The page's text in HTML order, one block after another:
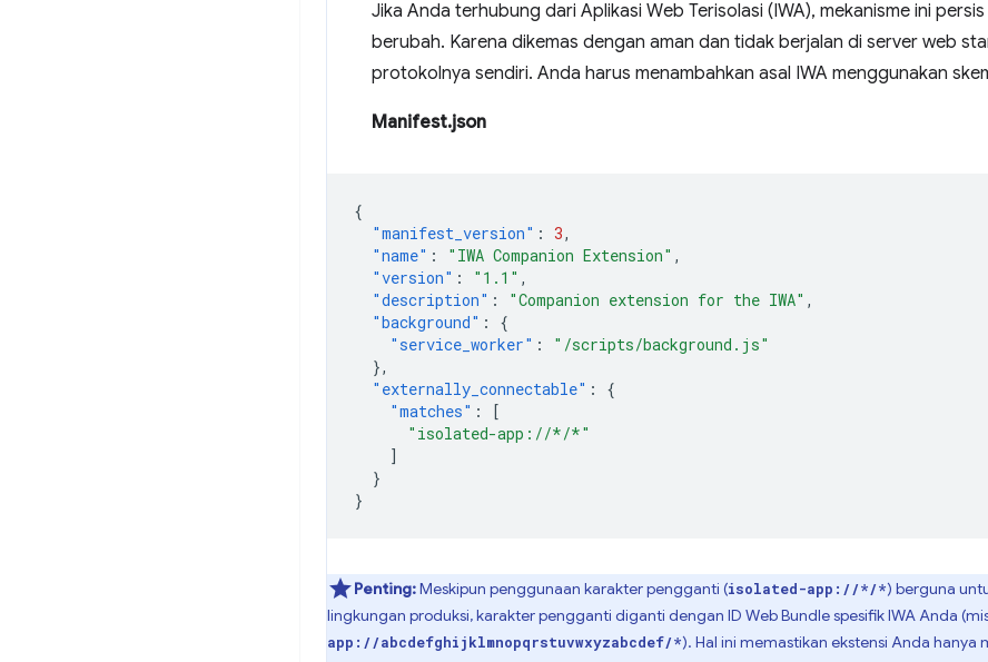
Jika Anda terhubung dari Aplikasi Web Terisolasi (IWA), mekanisme ini
berubah. Karena dikemas dengan aman dan tidak berjalan di server web
protokolnya sendiri. Anda harus menambahkan asal IWA menggunakan
Manifest.json
{
"manifest_version" : 3,
"name" : "IWA Companion Extension" ,
"version" : "1.1" ,
"description" : "Companion extension for the IWA" ,
"background" :
{
"service_worker" :
"/scripts/background.js"
},
"externally_connectable" :
{
"matches" :
[
"isolated-app://*/*"
]
}
}
Penting:Meskipun penggunaan karakter pengganti (isolated-app://*/*) berguna
lingkungan produksi, karakter pengganti diganti dengan ID Web Bundle spesifik IWA Anda
app://abcdefghijklmnopqrstuvwxyzabcdef/*). Hal ini memastikan ekstensi Anda hanya